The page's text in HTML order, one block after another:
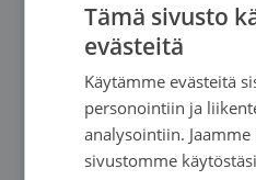
Voimme edistää
tekemistä vaikuttamalla
ratkaisuilla
ratkaisuja ovat
hintaan vaikuttaminen
Tämä sivusto
evästeitä
Käytämme evästeitä
personointiin ja
analysointiin.
sivustomme